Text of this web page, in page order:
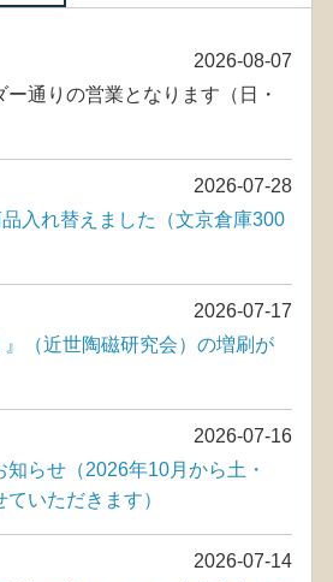
2026-08-07
通りの営業となります（日・
2026-07-28
入れ替えました（文京倉庫300
2026-07-17
』（近世陶磁研究会）の増刷が
2026-07-16
らせ（2026年10月から土・
いただきます）
2026-07-14